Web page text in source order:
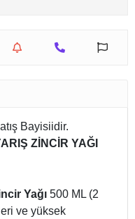
Bayisiidir.
ZİNCİR YAĞI
Yağı500 ML (2